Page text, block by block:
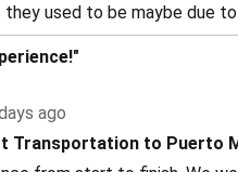
used to be maybe due
ago
Transportation to Puerto